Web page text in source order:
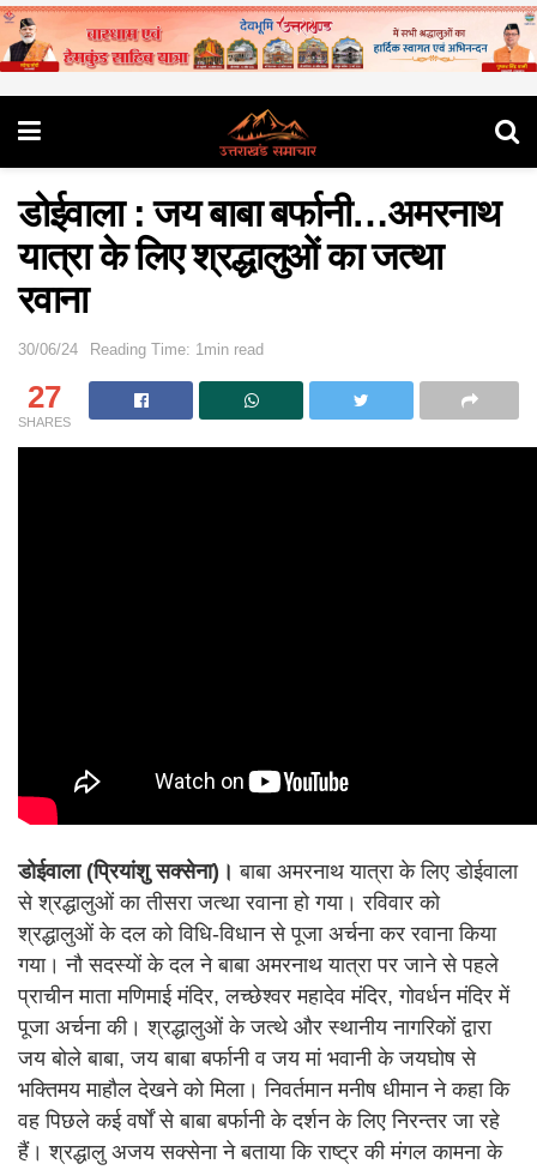
डोईवाला : जय बाबा बर्फानी…अमरनाथ
यात्रा के लिए श्रद्धालुओं का जत्था
रवाना
30/06/24 Reading Time: 1min read
27
SHARES
डोईवाला (प्रियांशु सक्सेना)। बाबा अमरनाथ यात्रा के लिए डोईवाला
से श्रद्धालुओं का तीसरा जत्था रवाना हो गया। रविवार को
श्रद्धालुओं के दल को विधि-विधान से पूजा अर्चना कर रवाना किया
गया। नौ सदस्यों के दल ने बाबा अमरनाथ यात्रा पर जाने से पहले
प्राचीन माता मणिमाई मंदिर, लच्छेश्वर महादेव मंदिर, गोवर्धन मंदिर में
पूजा अर्चना की। श्रद्धालुओं के जत्थे और स्थानीय नागरिकों द्वारा
जय बोले बाबा, जय बाबा बर्फानी व जय मां भवानी के जयघोष से
भक्तिमय माहौल देखने को मिला। निवर्तमान मनीष धीमान ने कहा कि
वह पिछले कई वर्षों से बाबा बर्फानी के दर्शन के लिए निरन्तर जा रहे
हैं। श्रद्धालु अजय सक्सेना ने बताया कि राष्ट्र की मंगल कामना के